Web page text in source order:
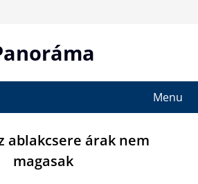
Menu
ablakcsere árak nem
magasak